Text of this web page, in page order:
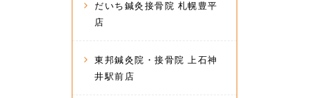
だいち鍼灸接骨院 札幌豊平
店
東邦鍼灸院・接骨院 上石神
井駅前店